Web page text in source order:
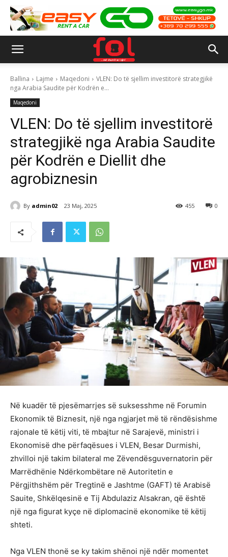
Ballina Lajme Maqedoni
VLEN: Do të sjellim investitorë strategjikë
nga Arabia Saudite për Kodrën e...
Maqedoni
VLEN: Do të sjellim investitorë
strategjikë nga Arabia Saudite
për Kodrën e Diellit dhe
agrobiznesin
By admin02 23 Maj, 2025 0
455
Në kuadër të pjesëmarrjes së suksesshme në Forumin
Ekonomik të Biznesit, një nga ngjarjet më të rëndësishme
rajonale të këtij viti, të mbajtur në Sarajevë, ministri i
Ekonomisë dhe përfaqësues i VLEN, Besar Durmishi,
zhvilloi një takim bilateral me Zëvendësguvernatorin për
Marrëdhënie Ndërkombëtare në Autoritetin e
Përgjithshëm për Tregtinë e Jashtme (GAFT) të Arabisë
Sauite, Shkëlqesinë e Tij Abdulaziz Alsakran, që është
një nga figurat kyçe në diplomacinë ekonomike të këtij
shteti.
Nga VLEN thonë se ky takim shënoi një ndër momentet